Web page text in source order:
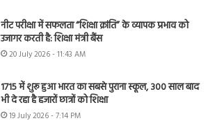
नीट परीक्षा में सफलता “शिक्षा क्रांति” के व्यापक प्रभाव को
उजागर करती है: शिक्षा मंत्री बैंस
20 July 2026 - 11:43 AM
1715 में शुरू हुआ भारत का सबसे पुराना स्कूल, 300 साल बाद
भी दे रहा है हजारों छात्रों को शिक्षा
19 July 2026 - 7:14 PM